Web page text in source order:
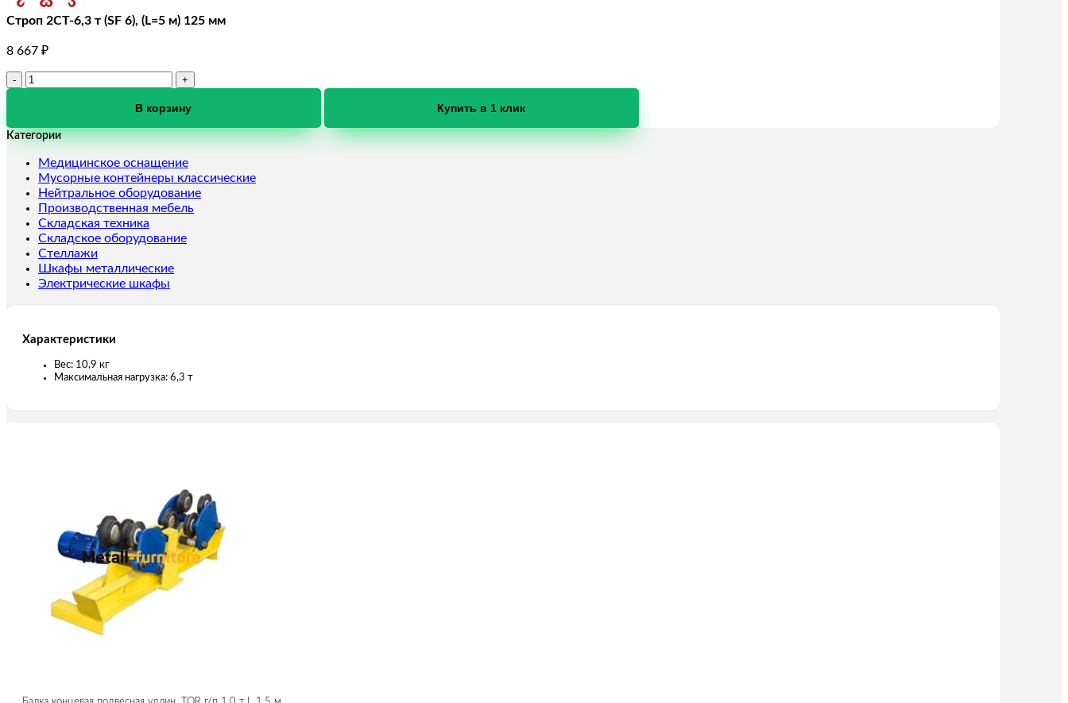
Строп 2СТ-6,3 т (SF 6), (L=5 м) 125 мм
8 667 ₽
Количество
т
6),
(L=5
м)
125
мм
В корзину Купить в 1 клик
Категории
Медицинское оснащение
Мусорные контейнеры классические
Нейтральное оборудование
Производственная мебель
Складская техника
Складское оборудование
Стеллажи
Шкафы металлические
Электрические шкафы
Характеристики
Вес: 10,9 кг
Максимальная нагрузка: 6,3 т